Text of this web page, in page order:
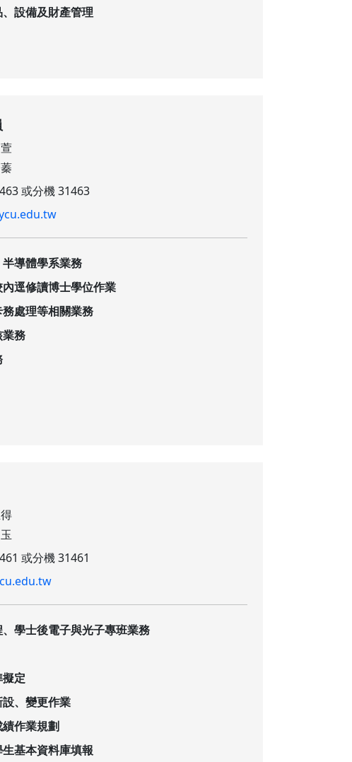
設備及財產管理
或分機 31463
導體學系業務
逕修讀博士學位作業
處理等相關業務
務
或分機 31461
學士後電子與光子專班業務
定
、變更作業
作業規劃
基本資料庫填報